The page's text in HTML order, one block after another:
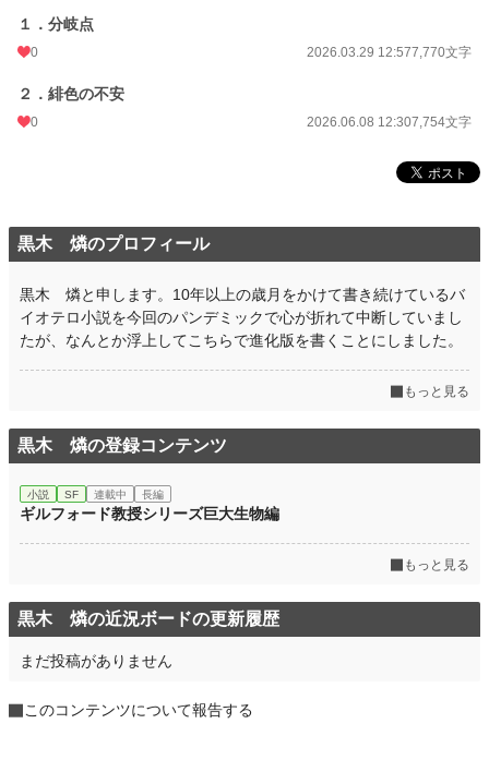
１．分岐点
0 2026.03.29 12:577,770文字
２．緋色の不安
0 2026.06.08 12:307,754文字
黒木 燐のプロフィール
黒木 燐と申します。10年以上の歳月をかけて書き続けているバ
イオテロ小説を今回のパンデミックで心が折れて中断していまし
たが、なんとか浮上してこちらで進化版を書くことにしました。
もっと見る
黒木 燐の登録コンテンツ
小説 SF 連載中 長編
ギルフォード教授シリーズ巨大生物編
もっと見る
黒木 燐の近況ボードの更新履歴
まだ投稿がありません
このコンテンツについて報告する